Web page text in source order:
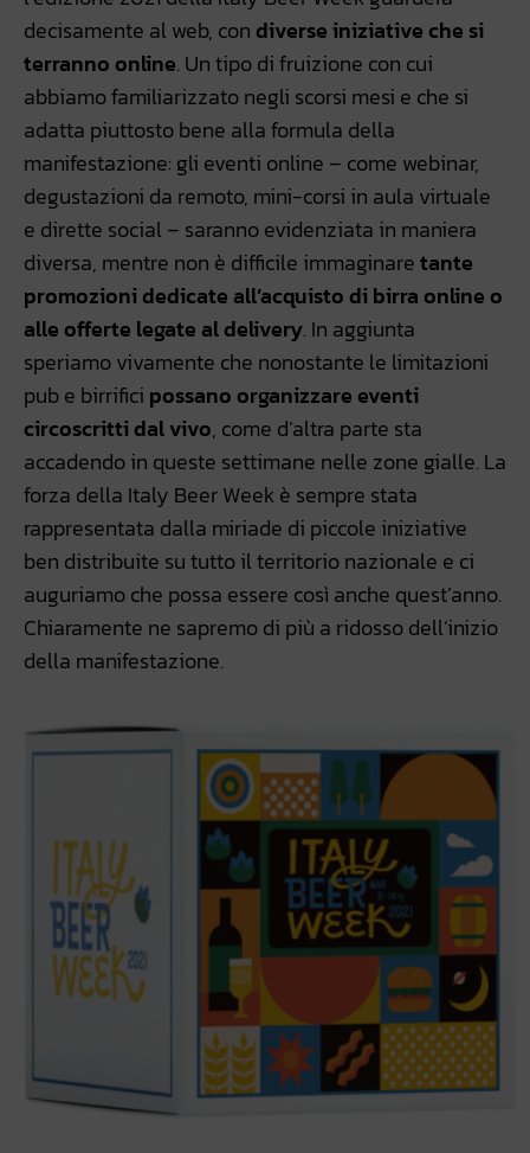
decisamente al web, con diverse iniziative che si
terranno online. Un tipo di fruizione con cui
abbiamo familiarizzato negli scorsi mesi e che si
adatta piuttosto bene alla formula della
manifestazione: gli eventi online – come webinar,
degustazioni da remoto, mini-corsi in aula virtuale
e dirette social – saranno evidenziata in maniera
diversa, mentre non è difficile immaginaretante
promozioni dedicate all’acquisto di birra online o
alle offerte legate al delivery. In aggiunta
speriamo vivamente che nonostante le limitazioni
pub e birrifici possano organizzare eventi
circoscritti dal vivo, come d’altra parte sta
accadendo in queste settimane nelle zone gialle. La
forza della Italy Beer Week è sempre stata
rappresentata dalla miriade di piccole iniziative
ben distribuite su tutto il territorio nazionale e ci
auguriamo che possa essere così anche quest’anno.
Chiaramente ne sapremo di più a ridosso dell’inizio
della manifestazione.